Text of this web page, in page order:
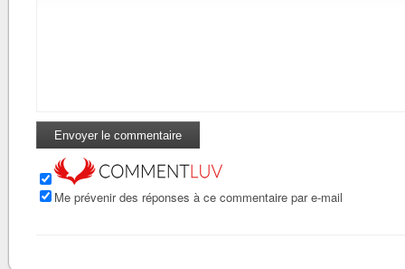
Me prévenir des réponses à ce commentaire par e-mail